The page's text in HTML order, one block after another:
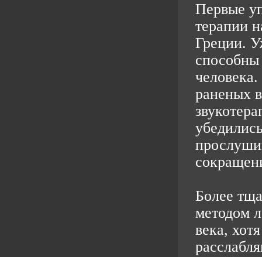
Первые
терапии
Греции.
способны
раненых
Более
методом
века,